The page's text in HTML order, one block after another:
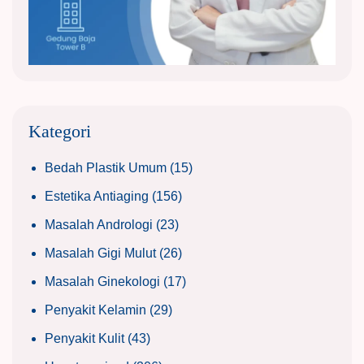
Kategori
Bedah Plastik Umum (15)
Estetika Antiaging (156)
Masalah Andrologi (23)
Masalah Gigi Mulut(26)
Masalah Ginekologi (17)
Penyakit Kelamin (29)
Penyakit Kulit(43)